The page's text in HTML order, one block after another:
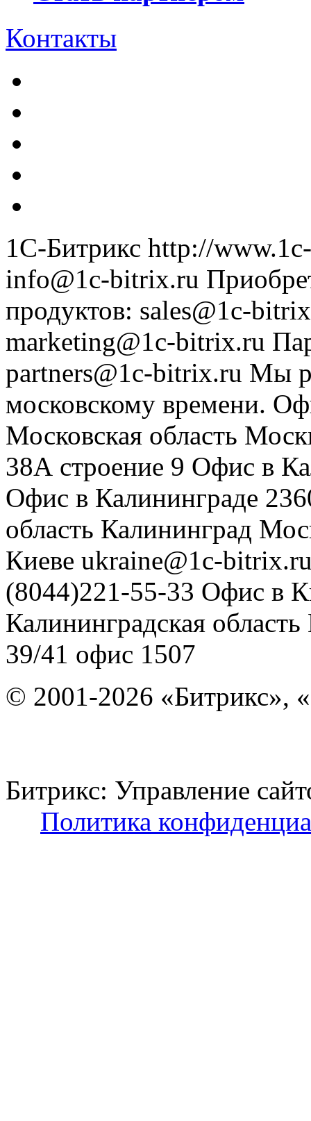
Контакты
1С-Битрикс http://
info@1c-bitrix.ru
продуктов: sales@1c-
marketing@1c-bitrix.ru
partners@1c-bitrix.ru Мы
московскому времени.
Московская область
38А строение 9 Офис в
Офис в Калининграде
область Калининград
Киеве ukraine@1c-
(8044)221-55-33 Офис в
Калининградская область
39/41 офис 1507
© 2001-2026 «Битрикс»,
Битрикс: Управление
Политика